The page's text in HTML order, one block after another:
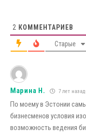
2 КОММЕНТАРИЕВ
Старые
Марина Н. 7 лет назад
По моему в Эстонии
бизнесменов условия
возможность ведения